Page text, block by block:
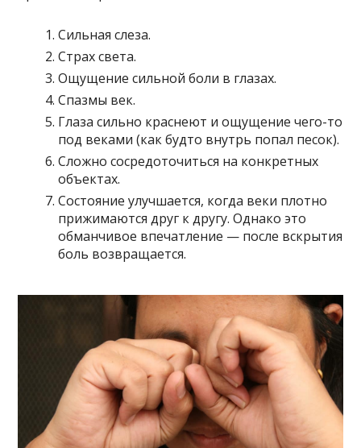
Сильная слеза.
Страх света.
Ощущение сильной боли в глазах.
Спазмы век.
Глаза сильно краснеют и ощущение чего-то
под веками (как будто внутрь попал песок).
Сложно сосредоточиться на конкретных
объектах.
Состояние улучшается, когда веки плотно
прижимаются друг к другу. Однако это
обманчивое впечатление — после вскрытия
боль возвращается.